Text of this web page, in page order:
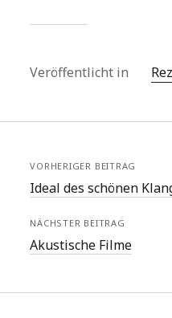
Veröffentlicht in
VORHERIGER BEITRAG
Ideal des schönen
NÄCHSTER BEITRAG
Akustische Filme